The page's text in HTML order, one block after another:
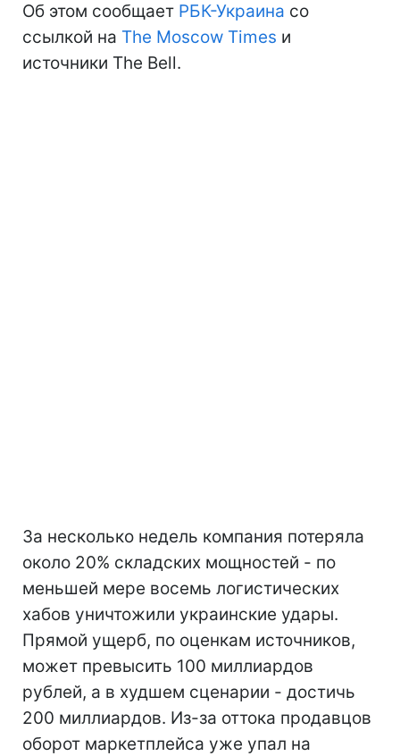
Об этом сообщает РБК-Украина со
ссылкой на The Moscow Times и
источники The Bell.
За несколько недель компания потеряла
около 20% складских мощностей - по
меньшей мере восемь логистических
хабов уничтожили украинские удары.
Прямой ущерб, по оценкам источников,
может превысить 100 миллиардов
рублей, а в худшем сценарии - достичь
200 миллиардов. Из-за оттока продавцов
оборот маркетплейса уже упал на